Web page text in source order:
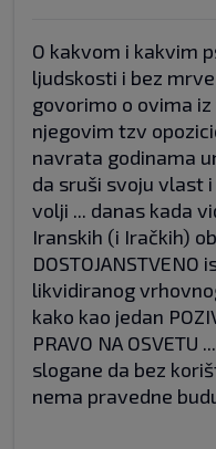
O kakvom i kakvim
ljudskosti i bez
govorimo o ovima
njegovim tzv
navrata godinama
da sruši svoju vlast
volji ... danas kada
Iranskih (i Iračkih)
likvidiranog
kako kao jedan
PRAVO NA
slogane da bez
nema pravedne